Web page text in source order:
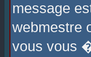
message
webmestre
vous vous